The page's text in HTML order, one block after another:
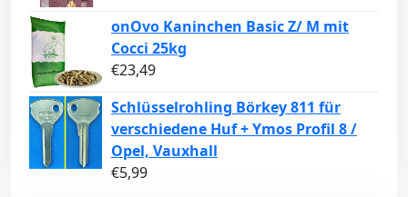
onOvo Kaninchen Basic Z/ M mit
Cocci 25kg
€23,49
Schlüsselrohling Börkey 811 für
verschiedene Huf + Ymos Profil 8 /
Opel, Vauxhall
€5,99